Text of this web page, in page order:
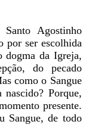
Agostinho
por ser escolhida
dogma da Igreja,
do pecado
como o Sangue
Porque,
presente.
Sangue, de todo